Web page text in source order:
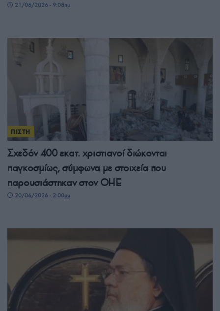
21/06/2026 - 9:08πμ
ΠΙΣΤΗ
Σχεδόν 400 εκατ. χριστιανοί διώκονται
παγκοσμίως, σύμφωνα με στοιχεία που
παρουσιάστηκαν στον ΟΗΕ
20/06/2026 - 2:00μμ